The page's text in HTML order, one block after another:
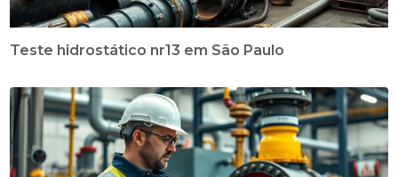
Teste hidrostático nr13 em São Paulo